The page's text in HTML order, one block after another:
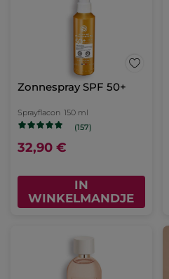
Zonnespray SPF 50+
Sprayflacon 150 ml
(157)
32,90 €
IN
WINKELMANDJE